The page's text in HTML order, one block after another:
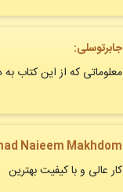
جابرتوسلی:
معلوماتی که از این کتاب
Naieem Makhdom:
کار عالی و با کیفیت بهترین